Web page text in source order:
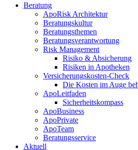
Beratung
ApoRisk Architektur
Beratungskultur
Beratungsthemen
Beratungsverantwortung
Risk Management
Risiko & Absicherung
Risiken in Apotheken
Versicherungskosten-Check
Die Kosten im Auge
ApoLeitfaden
Sicherheitskompass
ApoBusiness
ApoPrivate
ApoTeam
Beratungsservice
Aktuell